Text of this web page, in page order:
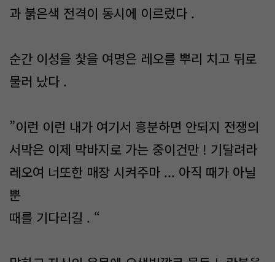
과 붉은색 전격이 동시에 이르렀다 .
순간 이성을 찿을 여명은 레오를 뿌리 치고 뒤로
물러 났다 .
”이런 이런 내가 여기서 흥분하면 안되지 전쟁의
서막은 이제 막바지로 가는 중이건만 ! 기달려라
레오여 너또한 매장 시켜주마 ... 아직 때가 아닐
뿐
때를 기다리길 . “